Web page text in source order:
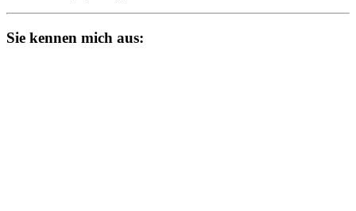
Sie kennen mich aus: